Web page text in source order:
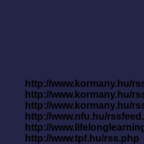
http://www.kormany.hu/
http://www.kormany.hu/
http://www.kormany.hu/
http://www.nfu.hu/
http://
http://www.tpf.hu/rss.php